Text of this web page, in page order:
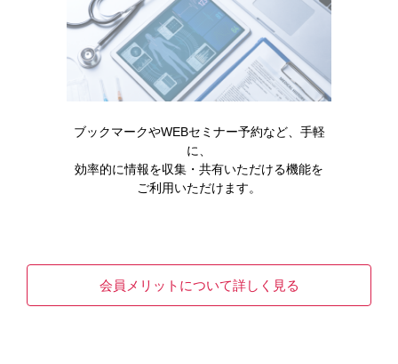
リンゼス処方時のポイント（ショート
Movie）
リンゼス処方時のポイントについてご紹介します。
READ MOREブックマークやWEBセミナー予約など、手軽
に、
効率的に情報を収集・共有いただける機能を
ご利用いただけます。
会員メリットについて詳しく見る